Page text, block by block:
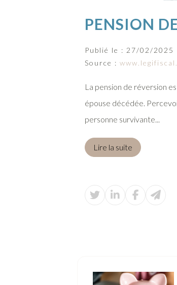
PENSION
Publié le : 27/02/2025
Source :
La pension de réversion
épouse décédée.
personne survivante...
Lire la suite